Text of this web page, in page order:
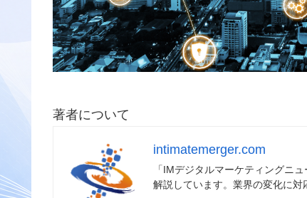
著者について
intimatemerger.com
「IMデジタルマーケティングニ
解説しています。業界の変化に対